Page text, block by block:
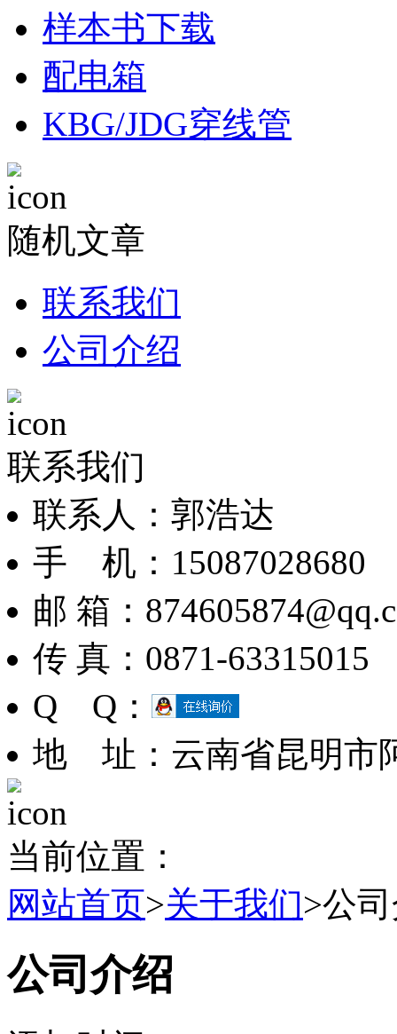
样本书下载
配电箱
KBG/JDG穿线管
随机文章
联系我们
公司介绍
联系我们
联系人：郭浩达
手 机：15087028680
邮 箱：
传 真：0871-63315015
Q Q：
地 址：云南省昆明市
当前位置：
网站首页>关于我们>公
公司介绍